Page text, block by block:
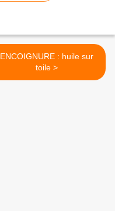
ENCOIGNURE : huile sur
toile >